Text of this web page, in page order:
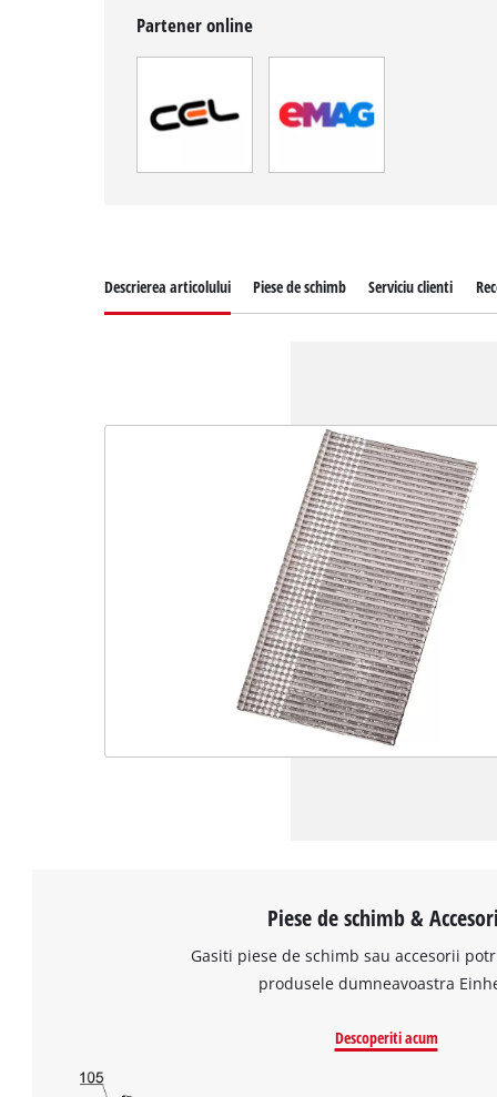
Partener online
Descrierea articolului Piese de schimb Serviciu clienti
Piese de schimb &
Gasiti piese de schimb sau accesorii
produsele dumneavoastra
Descoperiti acum